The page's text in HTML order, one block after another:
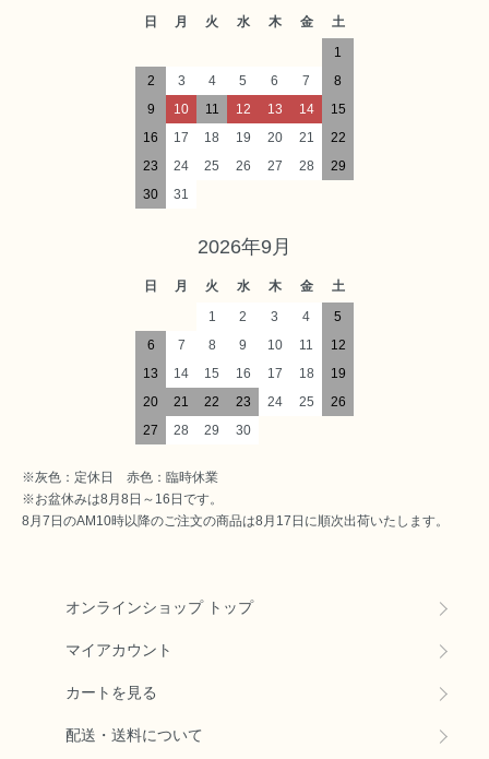
日 月 火 水 木 金
土
1
2
3 4 5 6 7
8
9
10 11 12 13 14
15
16
17 18 19 20 21
22
23
24 25 26 27 28
29
30
31
2026年9月
日 月 火 水 木 金
土
1
2 3 4
5
6
7 8 9 10 11
12
13
14 15 16 17 18
19
20
21 22 23 24 25
26
27
28 29 30
※灰色：定休日 赤色：臨時休業
※お盆休みは8月8日～16日です。
8月7日のAM10時以降のご注文の商品は8月17日に順次出荷いたします。
オンラインショップ トップ
マイアカウント
カートを見る
配送・送料について